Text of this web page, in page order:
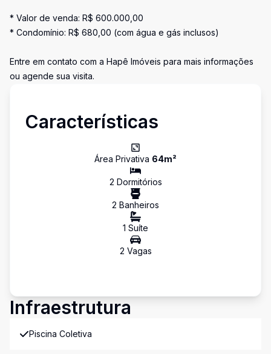
* Valor de venda: R$ 600.000,00
* Condomínio: R$ 680,00 (com água e gás inclusos)
Entre em contato com a Hapê Imóveis para mais informações
ou agende sua visita.
Características
Área Privativa 64m²
2 Dormitórios
2 Banheiros
1 Suíte
2 Vagas
Infraestrutura
Piscina Coletiva